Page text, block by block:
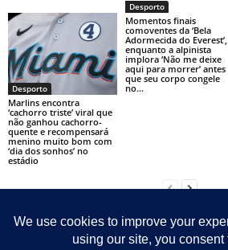
Desporto
Marlins encontra
‘cachorro triste’ viral que
não ganhou cachorro-
quente e recompensará
menino muito bom com
‘dia dos sonhos’ no
estádio
Desporto
Momentos finais
comoventes da ‘Bela
Adormecida do Everest’,
enquanto a alpinista
implora ‘Não me deixe
aqui para morrer’ antes
que seu corpo congele
no...